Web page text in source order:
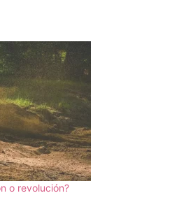
o revolución?